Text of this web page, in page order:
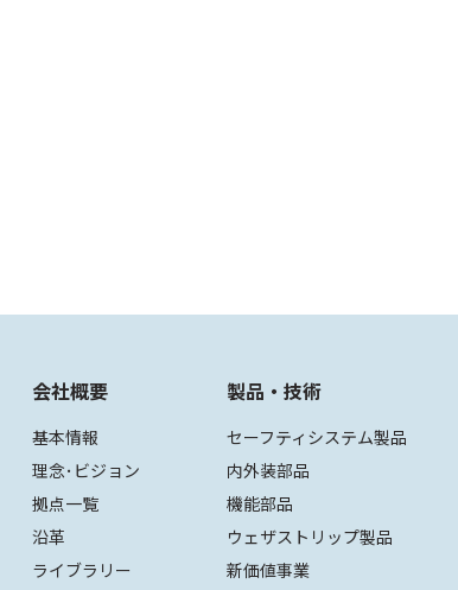
会社概要
基本情報
理念･ビジョン
拠点一覧
沿革
ライブラリー
製品・技術
セーフティシステム製品
内外装部品
機能部品
ウェザストリップ製品
新価値事業